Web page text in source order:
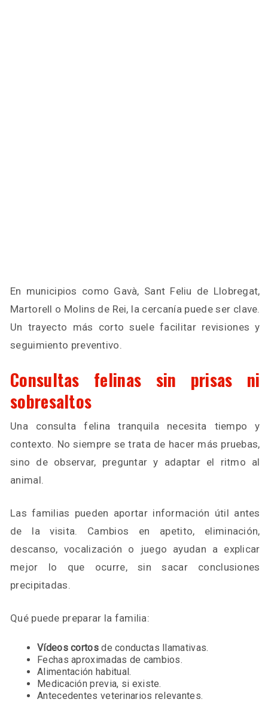
En municipios como Gavà, Sant Feliu de Llobregat,
Martorell o Molins de Rei, la cercanía puede ser clave.
Un trayecto más corto suele facilitar revisiones y
seguimiento preventivo.
Consultas felinas sin prisas ni
sobresaltos
Una consulta felina tranquila necesita tiempo y
contexto. No siempre se trata de hacer más pruebas,
sino de observar, preguntar y adaptar el ritmo al
animal.
Las familias pueden aportar información útil antes
de la visita. Cambios en apetito, eliminación,
descanso, vocalización o juego ayudan a explicar
mejor lo que ocurre, sin sacar conclusiones
precipitadas.
Qué puede preparar la familia:
Vídeos cortosde conductas llamativas.
Fechas aproximadas de cambios.
Alimentación habitual.
Medicación previa, si existe.
Antecedentes veterinarios relevantes.